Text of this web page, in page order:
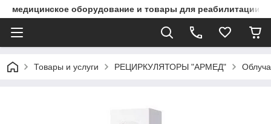
медицинское оборудование и товары для реабилитации
Товары и услуги РЕЦИРКУЛЯТОРЫ "АРМЕД"